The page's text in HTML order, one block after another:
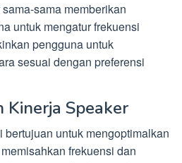
sama memberikan
untuk mengatur frekuensi
pengguna untuk
sesuai dengan preferensi
Speaker
untuk mengoptimalkan
frekuensi dan